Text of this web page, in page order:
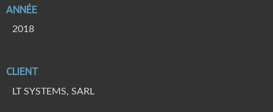
ANNÉE
2018
CLIENT
LT SYSTEMS, SARL